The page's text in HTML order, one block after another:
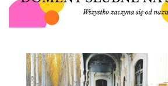
{HOT SEXY BEST}
ŚLUBNE STYLE